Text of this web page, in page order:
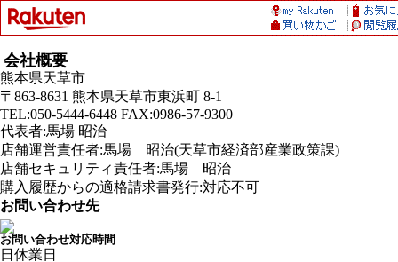
会社概要
熊本県天草市
〒863-8631 熊本県天草市東浜町 8-1
TEL:050-5444-6448 FAX:0986-57-9300
代表者:馬場 昭治
店舗運営責任者:馬場 昭治(天草市経済部産業政策課)
店舗セキュリティ責任者:馬場 昭治
購入履歴からの適格請求書発行:対応不可
お問い合わせ先
お問い合わせ対応時間
日 休業日